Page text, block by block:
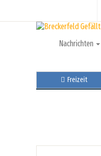
Nachrichten
Freizeit